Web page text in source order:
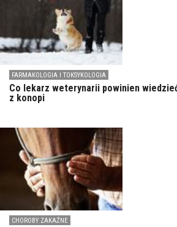
FARMAKOLOGIA I TOKSYKOLOGIA
Co lekarz weterynarii powinien
z konopi
CHOROBY ZAKAŹNE